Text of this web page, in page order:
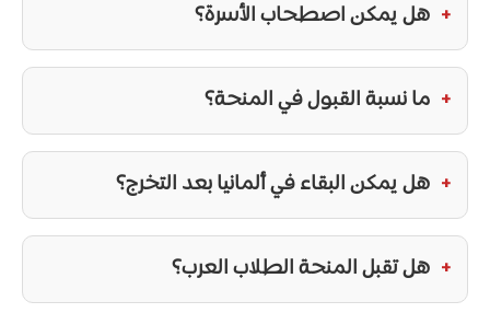
هل يمكن اصطحاب الأسرة؟
ما نسبة القبول في المنحة؟
هل يمكن البقاء في ألمانيا بعد التخرج؟
هل تقبل المنحة الطلاب العرب؟